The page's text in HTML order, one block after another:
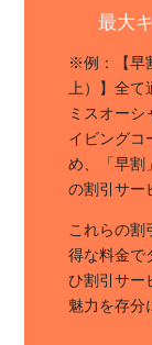
最大
※例：【早
上）】全
ミスオー
イビングコ
め、「早割
の割引サー
これらの割
得な料金で
ひ割引サー
魅力を存分